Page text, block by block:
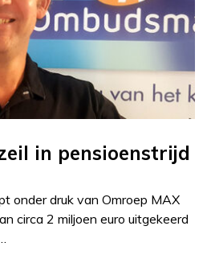
in pensioenstrijd
onder druk van Omroep MAX
circa 2 miljoen euro uitgekeerd